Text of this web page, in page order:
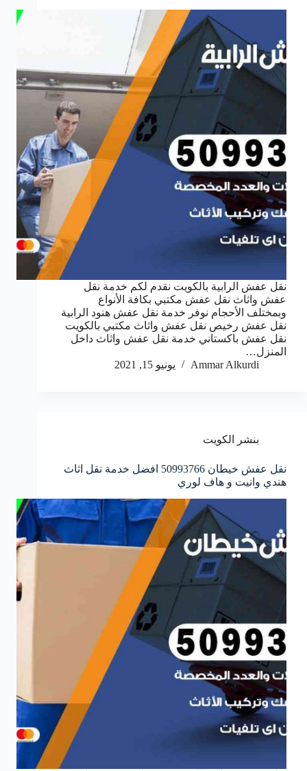
نقل عفش الرابية بالكويت نقدم لكم خدمة نقل
عفش واثاث نقل عفش مكتبي بكافة الأنواع
وبمختلف الأحجام نوفر خدمة نقل عفش هنود الرابية
نقل عفش رخيص نقل عفش واثاث مكتبي بالكويت
نقل عفش باكستاني خدمة نقل عفش واثاث داخل
المنزل…
Ammar Alkurdi
يونيو 15, 2021
بنشر الكويت
نقل عفش خيطان 50993766 افضل خدمة نقل اثاث
هندي وانيت و هاف لوري